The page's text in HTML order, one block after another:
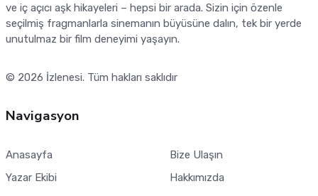
ve iç açıcı aşk hikayeleri – hepsi bir arada. Sizin için özenle
seçilmiş fragmanlarla sinemanın büyüsüne dalın, tek bir yerde
unutulmaz bir film deneyimi yaşayın.
© 2026 İzlenesi. Tüm hakları saklıdır
Navigasyon
Anasayfa
Yazar Ekibi
Bize Ulaşın
Hakkımızda